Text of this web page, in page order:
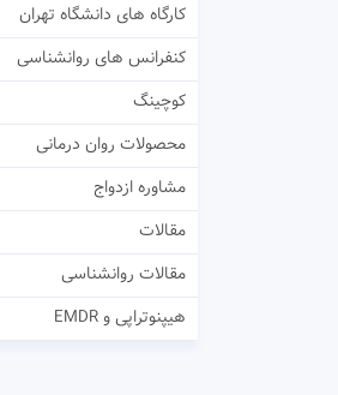
کارگاه های دانشگاه تهران
کنفرانس های روانشناسی
کوچینگ
محصولات روان درمانی
مشاوره ازدواج
مقالات
مقالات روانشناسی
هیپنوتراپی و EMDR